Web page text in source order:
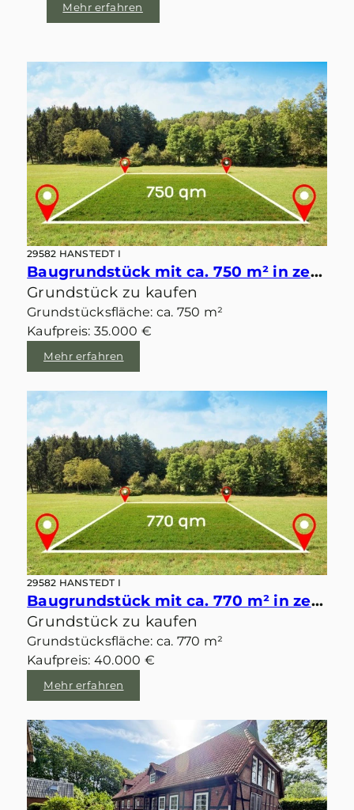
Mehr erfahren
29582 HANSTEDT I
Baugrundstück mit ca. 750 m² in zentraler idyllischer Lage von Velgen
Grundstück zu kaufen
Grundstücksfläche: ca. 750 m²
Kaufpreis: 35.000 €
Mehr erfahren
29582 HANSTEDT I
Baugrundstück mit ca. 770 m² in zentraler idyllischer Lage von Velgen
Grundstück zu kaufen
Grundstücksfläche: ca. 770 m²
Kaufpreis: 40.000 €
Mehr erfahren